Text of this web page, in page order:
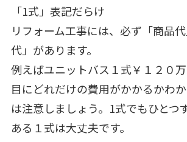
「1式」表記だらけ
リフォーム工事には、必ず「商品
代」があります。
例えばユニットバス１式￥１２０
目にどれだけの費用がかかるかわ
は注意しましょう。1式でもひとつ
ある１式は大丈夫です。